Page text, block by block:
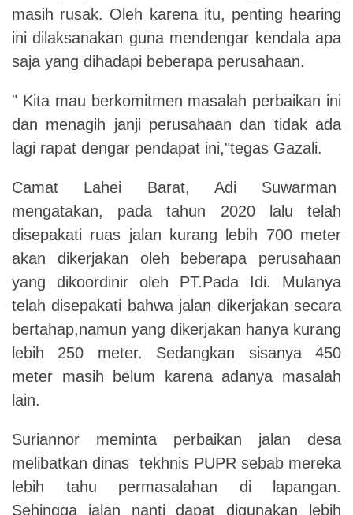
masih rusak. Oleh karena itu, penting hearing
ini dilaksanakan guna mendengar kendala apa
saja yang dihadapi beberapa perusahaan.
" Kita mau berkomitmen masalah perbaikan ini
dan menagih janji perusahaan dan tidak ada
lagi rapat dengar pendapat ini,"tegas Gazali.
Camat Lahei Barat, Adi Suwarman
mengatakan, pada tahun 2020 lalu telah
disepakati ruas jalan kurang lebih 700 meter
akan dikerjakan oleh beberapa perusahaan
yang dikoordinir oleh PT.Pada Idi. Mulanya
telah disepakati bahwa jalan dikerjakan secara
bertahap,namun yang dikerjakan hanya kurang
lebih 250 meter. Sedangkan sisanya 450
meter masih belum karena adanya masalah
lain.
Suriannor meminta perbaikan jalan desa
melibatkan dinas tekhnis PUPR sebab mereka
lebih tahu permasalahan di lapangan.
Sehingga jalan nanti dapat digunakan lebih